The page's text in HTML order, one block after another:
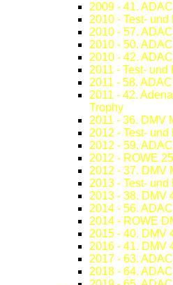
2009 - 41.
2010 - Test-
2010 - 57.
2010 - 50.
2010 - 42.
2011 - Test- und
2011 - 58.
2011 - 42.
Trophy
2011 - 36. DMV
2012 - Test-
2012 - 59.
2012 - ROWE
2012 - 37. DMV
2013 - Test-
2013 - 38. DMV
2014 - 56.
2014 - ROWE
2015 - 40. DMV
2016 - 41. DMV
2017 - 63.
2018 - 64.